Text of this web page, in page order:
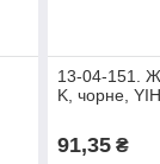
13-04-151.
K, чорне,
91,35₴